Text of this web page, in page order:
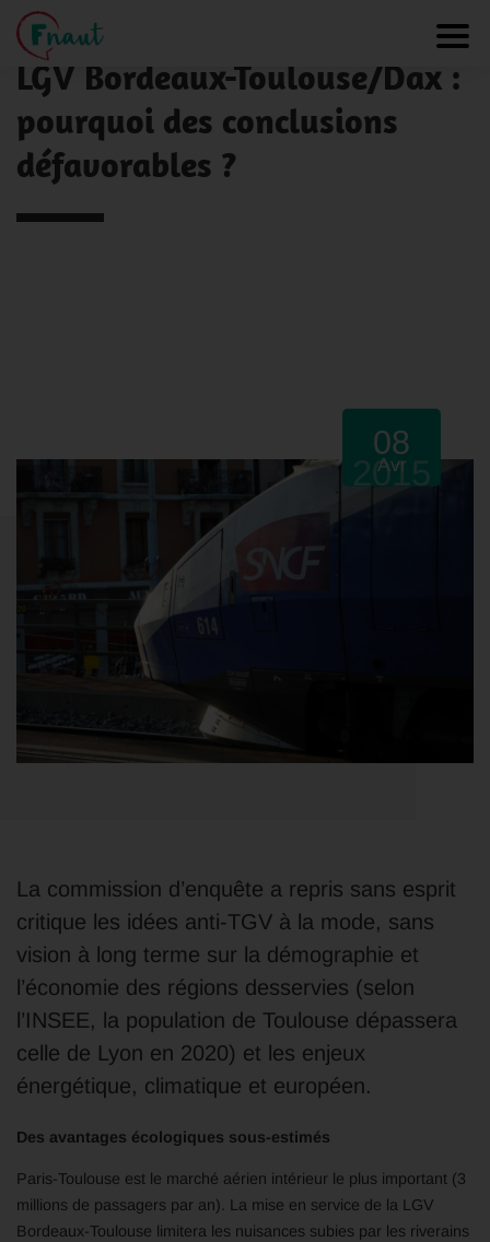
Panneau de gestion des cookies
NOS ACTUALITÉS
LGV Bordeaux-Toulouse/Dax :
pourquoi des conclusions
défavorables ?
08
Avr
2015
La commission d’enquête a repris sans esprit
critique les idées anti-TGV à la mode, sans
vision à long terme sur la démographie et
l’économie des régions desservies (selon
l’INSEE, la population de Toulouse dépassera
celle de Lyon en 2020) et les enjeux
énergétique, climatique et européen.
Des avantages écologiques sous-estimés
Paris-Toulouse est le marché aérien intérieur le plus important (3
millions de passagers par an). La mise en service de la LGV
Bordeaux-Toulouse limitera les nuisances subies par les riverains